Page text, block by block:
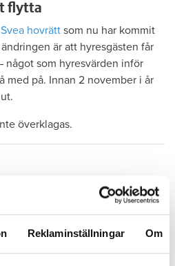
Reklaminställningar Om
flytta
Svea hovrätt som nu har kommit
är att hyresgästen får
något som hyresvärden inför
med på. Innan 2 november i år
överklagas.
om skador – så säger lagen
att väl vårda lägenheten under